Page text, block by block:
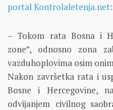
portal Kontrolaletenja.net:
– Tokom rata Bosna i
zone”, odnosno zona
vazduhoplovima osim
Nakon završetka rata i
Bosne i Hercegovine,
odvijanjem civilnog